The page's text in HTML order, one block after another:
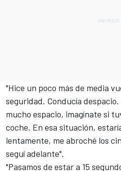
"Hice un poco más de media
seguridad. Conducía
mucho espacio, imagínate si
coche. En esa situación,
lentamente, me abroché los
seguí adelante".
"Pasamos de estar a 15